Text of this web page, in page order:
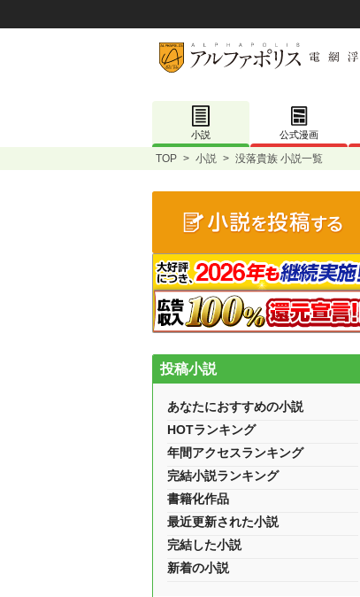
小説 公式漫画
TOP > 小説 > 没落貴族 小説一覧
投稿小説
あなたにおすすめの小説
HOTランキング
年間アクセスランキング
完結小説ランキング
書籍化作品
最近更新された小説
完結した小説
新着の小説